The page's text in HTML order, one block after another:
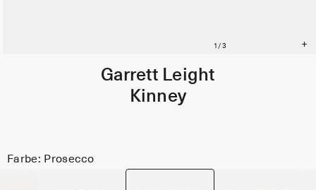
Garrett Leight
Kinney
Farbe: Prosecco